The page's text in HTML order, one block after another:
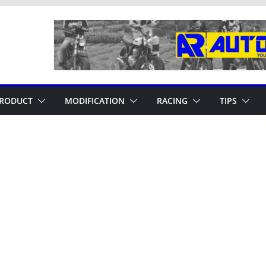
MODIFICATION RACING TIPS